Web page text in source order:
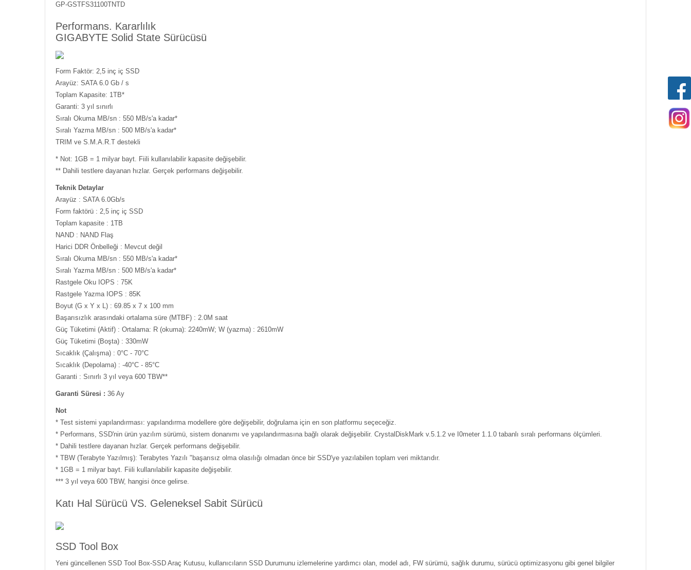
GP-GSTFS31100TNTD
Performans. Kararlılık
GIGABYTE Solid State Sürücüsü
Form Faktör: 2,5 inç iç SSD
Arayüz: SATA 6.0 Gb / s
Toplam Kapasite: 1TB*
Garanti: 3 yıl sınırlı
Sıralı Okuma MB/sn : 550 MB/s'a kadar*
Sıralı Yazma MB/sn : 500 MB/s'a kadar*
TRIM ve S.M.A.R.T destekli
* Not: 1GB = 1 milyar bayt. Fiili kullanılabilir kapasite değişebilir.
** Dahili testlere dayanan hızlar. Gerçek performans değişebilir.
Teknik Detaylar
Arayüz : SATA 6.0Gb/s
Form faktörü : 2,5 inç iç SSD
Toplam kapasite : 1TB
NAND : NAND Flaş
Harici DDR Önbelleği : Mevcut değil
Sıralı Okuma MB/sn : 550 MB/s'a kadar*
Sıralı Yazma MB/sn : 500 MB/s'a kadar*
Rastgele Oku IOPS : 75K
Rastgele Yazma IOPS : 85K
Boyut (G x Y x L) : 69.85 x 7 x 100 mm
Başarısızlık arasındaki ortalama süre (MTBF) : 2.0M saat
Güç Tüketimi (Aktif) : Ortalama: R (okuma): 2240mW; W (yazma) : 2610mW
Güç Tüketimi (Boşta) : 330mW
Sıcaklık (Çalışma) : 0°C - 70°C
Sıcaklık (Depolama) : -40°C - 85°C
Garanti : Sınırlı 3 yıl veya 600 TBW**
Garanti Süresi : 36 Ay
Not
* Test sistemi yapılandırması: yapılandırma modellere göre değişebilir, doğrulama için en son platformu seçeceğiz.
* Performans, SSD'nin ürün yazılım sürümü, sistem donanımı ve yapılandırmasına bağlı olarak değişebilir. CrystalDiskMark v.5.1.2 ve I0meter 1.1.0 tabanlı sıralı performans ölçümleri.
* Dahili testlere dayanan hızlar. Gerçek performans değişebilir.
* TBW (Terabyte Yazılmış): Terabytes Yazılı "başarısız olma olasılığı olmadan önce bir SSD'ye yazılabilen toplam veri miktarıdır.
* 1GB = 1 milyar bayt. Fiili kullanılabilir kapasite değişebilir.
*** 3 yıl veya 600 TBW, hangisi önce gelirse.
Katı Hal Sürücü VS. Geleneksel Sabit Sürücü
SSD Tool Box
Yeni güncellenen SSD Tool Box-SSD Araç Kutusu, kullanıcıların SSD Durumunu izlemelerine yardımcı olan, model adı, FW sürümü, sağlık durumu, sürücü optimizasyonu gibi genel bilgiler